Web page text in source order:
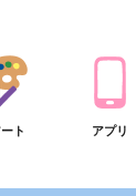
ト アプリ